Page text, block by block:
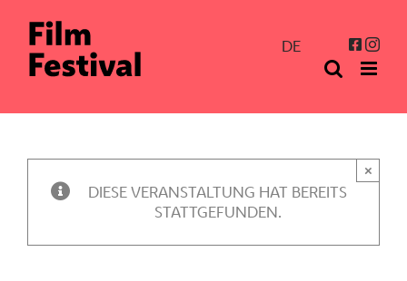
Inhalt
springen
DE
DIESE VERANSTALTUNG HAT BEREITS
STATTGEFUNDEN.
×